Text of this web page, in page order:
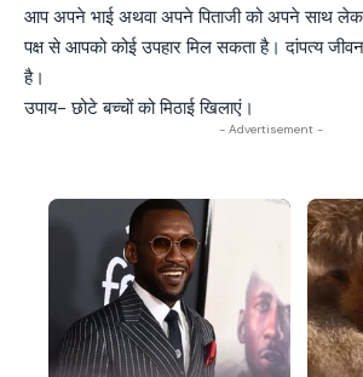
आप अपने भाई अथवा अपने पिताजी को अपने साथ
पक्ष से आपको कोई उपहार मिल सकता है। दांपत्य
है।
उपाय- छोटे बच्चों को मिठाई खिलाएं।
- Advertisement -